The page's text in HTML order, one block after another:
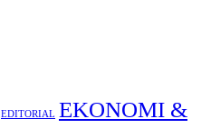
EDITORIAL EKONOMI &